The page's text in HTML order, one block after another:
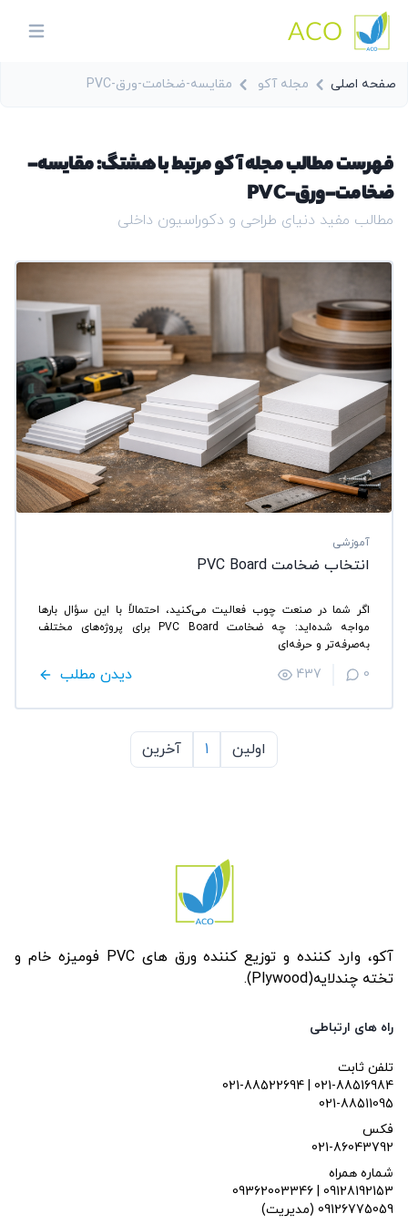
ACO
menu
صفحه اصلی مجله آکو مقایسه-ضخامت-ورق-PVC
فهرست مطالب مجله آکو مرتبط با هشتگ: مقایسه-
ضخامت-ورق-PVC
مطالب مفید دنیای طراحی و دکوراسیون داخلی
آموزشی
انتخاب ضخامت PVC Board
اگر شما در صنعت چوب فعالیت می‌کنید، احتمالاً با این سؤال بارها
مواجه شده‌اید: چه ضخامت PVC Board برای پروژه‌های مختلف
به‌صرفه‌تر و حرفه‌ای
دیدن مطلب 437 0
اولین 1 آخرین
آکو، وارد کننده و توزیع کننده ورق های PVC فومیزه خام و
تخته چندلایه(Plywood).
راه های ارتباطی
تلفن ثابت
021-88522694 | 021-88516984
021-88511095
فکس
021-86043792
شماره همراه
09362003346 | 09128192153
(مدیریت) 09126775059